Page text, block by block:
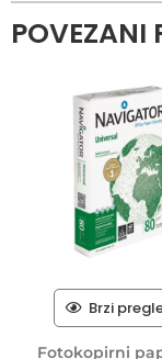
POVEZANI
Brzi
Fotokopirni